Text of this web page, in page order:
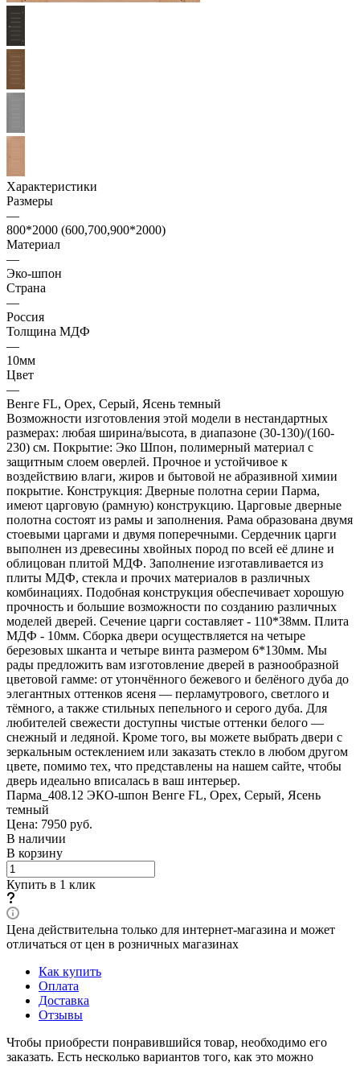
Характеристики
Размеры
—
800*2000 (600,700,900*2000)
Материал
—
Эко-шпон
Страна
—
Россия
Толщина МДФ
—
10мм
Цвет
—
Венге FL, Орех, Серый, Ясень темный
Возможности изготовления этой модели в нестандартных
размерах: любая ширина/высота, в диапазоне (30-130)/(160-
230) см. Покрытие: Эко Шпон, полимерный материал с
защитным слоем оверлей. Прочное и устойчивое к
воздействию влаги, жиров и бытовой не абразивной химии
покрытие. Конструкция: Дверные полотна серии Парма,
имеют царговую (рамную) конструкцию. Царговые дверные
полотна состоят из рамы и заполнения. Рама образована двумя
стоевыми царгами и двумя поперечными. Сердечник царги
выполнен из древесины хвойных пород по всей её длине и
облицован плитой МДФ. Заполнение изготавливается из
плиты МДФ, стекла и прочих материалов в различных
комбинациях. Подобная конструкция обеспечивает хорошую
прочность и большие возможности по созданию различных
моделей дверей. Сечение царги составляет - 110*38мм. Плита
МДФ - 10мм. Сборка двери осуществляется на четыре
березовых шканта и четыре винта размером 6*130мм. Мы
рады предложить вам изготовление дверей в разнообразной
цветовой гамме: от утончённого бежевого и белёного дуба до
элегантных оттенков ясеня — перламутрового, светлого и
тёмного, а также стильных пепельного и серого дуба. Для
любителей свежести доступны чистые оттенки белого —
снежный и ледяной. Кроме того, вы можете выбрать двери с
зеркальным остеклением или заказать стекло в любом другом
цвете, помимо тех, что представлены на нашем сайте, чтобы
дверь идеально вписалась в ваш интерьер.
Парма_408.12 ЭКО-шпон Венге FL, Орех, Серый, Ясень
темный
Цена: 7950 руб.
В наличии
В корзину
Купить в 1 клик
Цена действительна только для интернет-магазина и может
отличаться от цен в розничных магазинах
Как купить
Оплата
Доставка
Отзывы
Чтобы приобрести понравившийся товар, необходимо его
заказать. Есть несколько вариантов того, как это можно